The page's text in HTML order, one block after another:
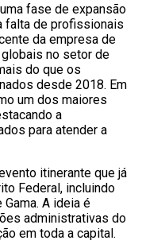
fase de expansão
falta de profissionais
da empresa de
no setor de
do que os
desde 2018. Em
um dos maiores
a
para atender a
itinerante que já
Federal, incluindo
A ideia é
administrativas do
em toda a capital.